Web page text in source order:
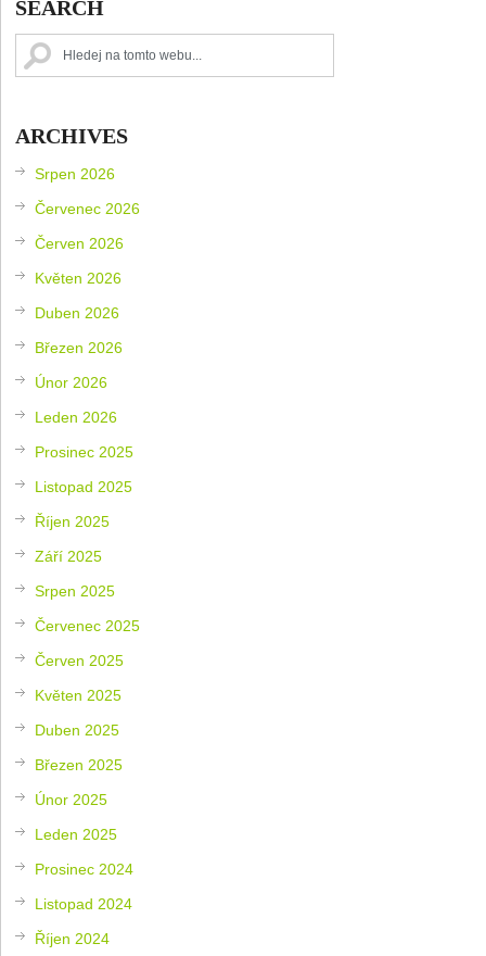
SEARCH
ARCHIVES
Srpen 2026
Červenec 2026
Červen 2026
Květen 2026
Duben 2026
Březen 2026
Únor 2026
Leden 2026
Prosinec 2025
Listopad 2025
Říjen 2025
Září 2025
Srpen 2025
Červenec 2025
Červen 2025
Květen 2025
Duben 2025
Březen 2025
Únor 2025
Leden 2025
Prosinec 2024
Listopad 2024
Říjen 2024